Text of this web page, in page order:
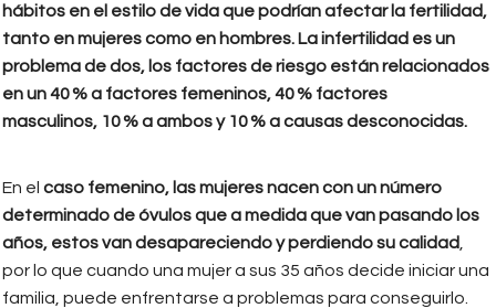
hábitos en el estilo de vida que podrían afectar la fertilidad,
tanto en mujeres como en hombres. La infertilidad es un
problema de dos, los factores de riesgo están relacionados
en un 40 % a factores femeninos, 40 % factores
masculinos, 10 % a ambos y 10 % a causas desconocidas.
En el caso femenino, las mujeres nacen con un número
determinado de óvulos que a medida que van pasando los
años, estos van desapareciendo y perdiendo su calidad
por lo que cuando una mujer a sus 35 años decide iniciar una
familia, puede enfrentarse a problemas para conseguirlo.